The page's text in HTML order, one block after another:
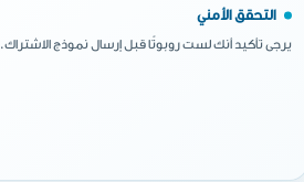
التحقق الأمني
يرجى تأكيد أنك لست روبوتًا قبل إرسال نموذج الاشتراك.